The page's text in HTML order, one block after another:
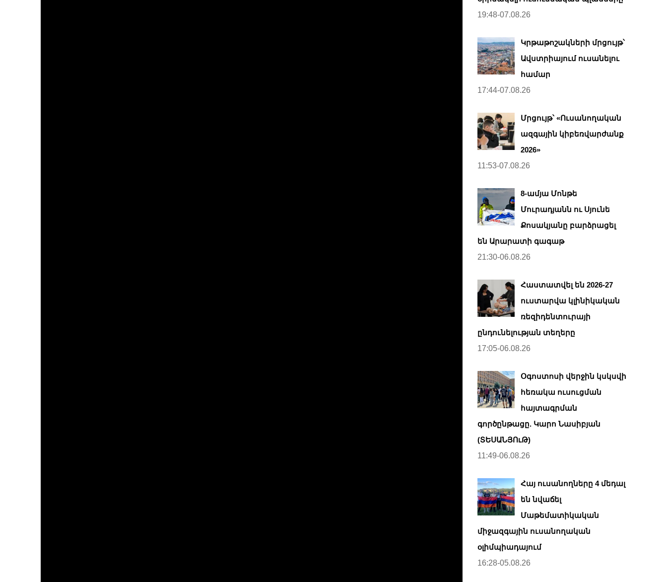
19:48-07.08.26
Կրթաթոշակների մրցույթ՝
Ավստրիայում ուսանելու
համար
17:44-07.08.26
Մրցույթ՝ «Ուսանողական
ազգային կիբեռվարժանք
2026»
11:53-07.08.26
8-ամյա Մոնթե
Մուրադյանն ու Սյունե
Քոսակյանը բարձրացել
են Արարատի գագաթ
21:30-06.08.26
Հաստատվել են 2026-27
ուստարվա կլինիկական
ռեզիդենտուրայի
ընդունելության տեղերը
17:05-06.08.26
Օգոստոսի վերջին կսկսվի
հեռակա ուսուցման
հայտագրման
գործընթացը. Կարո Նասիբյան
(ՏԵՍԱՆՅՈւԹ)
11:49-06.08.26
Հայ ուսանողները 4 մեդալ
են նվաճել
Մաթեմատիկական
միջազգային ուսանողական
օլիմպիադայում
16:28-05.08.26